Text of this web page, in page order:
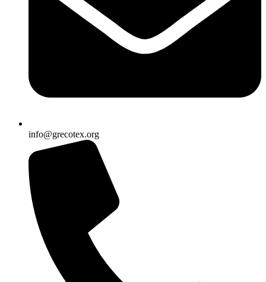
info@grecotex.org